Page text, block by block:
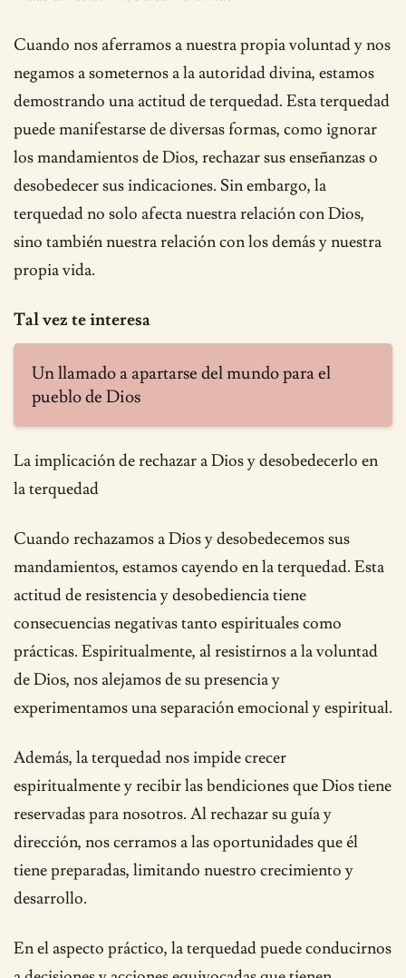
Cuando nos aferramos a nuestra propia voluntad y nos
negamos a someternos a la autoridad divina, estamos
demostrando una actitud de terquedad. Esta terquedad
puede manifestarse de diversas formas, como ignorar
los mandamientos de Dios, rechazar sus enseñanzas o
desobedecer sus indicaciones. Sin embargo, la
terquedad no solo afecta nuestra relación con Dios,
sino también nuestra relación con los demás y nuestra
propia vida.
Tal vez te interesa
Un llamado a apartarse del mundo para el
pueblo de Dios
La implicación de rechazar a Dios y desobedecerlo en
la terquedad
Cuando rechazamos a Dios y desobedecemos sus
mandamientos, estamos cayendo en la terquedad. Esta
actitud de resistencia y desobediencia tiene
consecuencias negativas tanto espirituales como
prácticas. Espiritualmente, al resistirnos a la voluntad
de Dios, nos alejamos de su presencia y
experimentamos una separación emocional y espiritual.
Además, la terquedad nos impide crecer
espiritualmente y recibir las bendiciones que Dios tiene
reservadas para nosotros. Al rechazar su guía y
dirección, nos cerramos a las oportunidades que él
tiene preparadas, limitando nuestro crecimiento y
desarrollo.
En el aspecto práctico, la terquedad puede conducirnos